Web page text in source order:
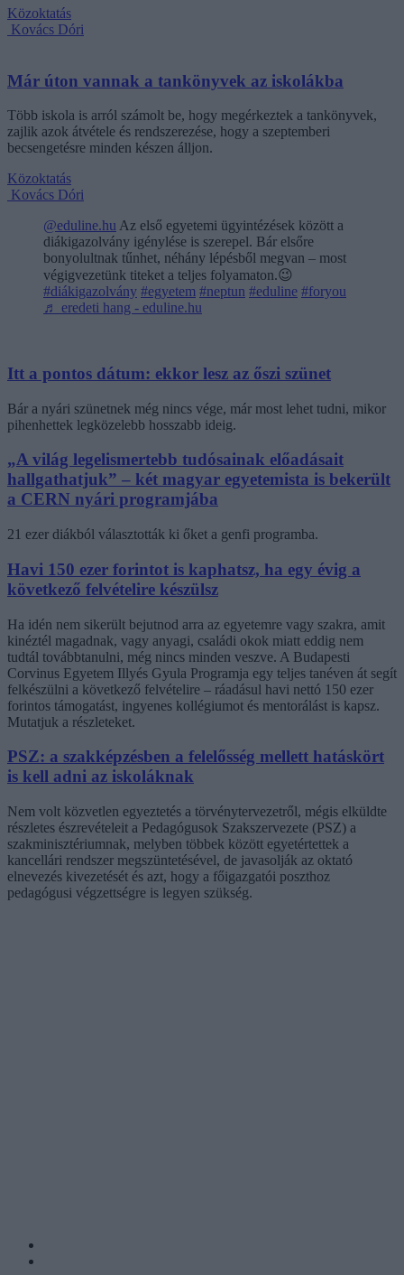
Közoktatás
Kovács Dóri
Már úton vannak a tankönyvek az iskolákba
Több iskola is arról számolt be, hogy megérkeztek a tankönyvek,
zajlik azok átvétele és rendszerezése, hogy a szeptemberi
becsengetésre minden készen álljon.
Közoktatás
Kovács Dóri
@eduline.hu Az első egyetemi ügyintézések között a
diákigazolvány igénylése is szerepel. Bár elsőre
bonyolultnak tűnhet, néhány lépésből megvan – most
végigvezetünk titeket a teljes folyamaton.😉
#diákigazolvány #egyetem #neptun #eduline #foryou
♬ eredeti hang - eduline.hu
Itt a pontos dátum: ekkor lesz az őszi szünet
Bár a nyári szünetnek még nincs vége, már most lehet tudni, mikor
pihenhettek legközelebb hosszabb ideig.
„A világ legelismertebb tudósainak előadásait
hallgathatjuk” – két magyar egyetemista is bekerült
a CERN nyári programjába
21 ezer diákból választották ki őket a genfi programba.
Havi 150 ezer forintot is kaphatsz, ha egy évig a
következő felvételire készülsz
Ha idén nem sikerült bejutnod arra az egyetemre vagy szakra, amit
kinéztél magadnak, vagy anyagi, családi okok miatt eddig nem
tudtál továbbtanulni, még nincs minden veszve. A Budapesti
Corvinus Egyetem Illyés Gyula Programja egy teljes tanéven át segít
felkészülni a következő felvételire – ráadásul havi nettó 150 ezer
forintos támogatást, ingyenes kollégiumot és mentorálást is kapsz.
Mutatjuk a részleteket.
PSZ: a szakképzésben a felelősség mellett hatáskört
is kell adni az iskoláknak
Nem volt közvetlen egyeztetés a törvénytervezetről, mégis elküldte
részletes észrevételeit a Pedagógusok Szakszervezete (PSZ) a
szakminisztériumnak, melyben többek között egyetértettek a
kancellári rendszer megszüntetésével, de javasolják az oktató
elnevezés kivezetését és azt, hogy a főigazgatói poszthoz
pedagógusi végzettségre is legyen szükség.